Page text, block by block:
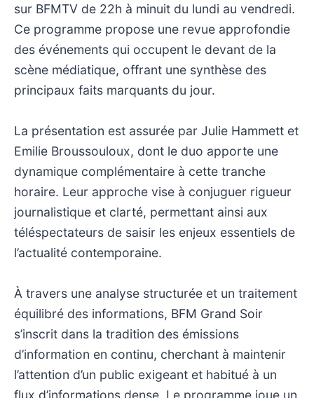
sur BFMTV de 22h à minuit du lundi au vendredi.
Ce programme propose une revue approfondie
des événements qui occupent le devant de la
scène médiatique, offrant une synthèse des
principaux faits marquants du jour.
La présentation est assurée par Julie Hammett et
Emilie Broussouloux, dont le duo apporte une
dynamique complémentaire à cette tranche
horaire. Leur approche vise à conjuguer rigueur
journalistique et clarté, permettant ainsi aux
téléspectateurs de saisir les enjeux essentiels de
l’actualité contemporaine.
À travers une analyse structurée et un traitement
équilibré des informations, BFM Grand Soir
s’inscrit dans la tradition des émissions
d’information en continu, cherchant à maintenir
l’attention d’un public exigeant et habitué à un
flux d’informations dense. Le programme joue un